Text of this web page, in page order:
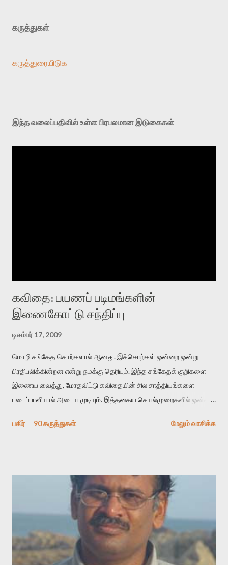
கருத்துகள்
கருத்துரையிடுக
இந்த வலைப்பதிவில் உள்ள பிரபலமான இடுகைகள்
கவிதை: பயணப் படிமங்களின்
இணைகோட்டு சந்திப்பு
டிசம்பர் 17, 2009
மொழி சங்கேத சொற்களால் ஆனது. இச்சொற்கள் ஒன்றை ஒன்று
பிரதிபலிக்கின்றன என்று நமக்கு தெரியும். இந்த சங்கேதக் குறிகளை
இணைய வைத்து, மோதவிட்டு கவிதையின் சில சாத்தியங்களை
படைப்பாளியால் அடைய முடியும். இத்தகைய செயல்முறைகளில் ஒன்றை
காலத்தில் ஜாலவித்தைக்காரர்கள் வந்து போன பின் அவர்களின்
அதிகமாக்கும். கொல்லாது. ஒரு கனவை மீட்டெடுப்பதன் நோக்கம்
என்னவாக இருக்கும்? கவிதையின் அரூப இயக்கத்தை பொதுவயமாக
வடிக்க முயல்வதும் அதற்கே. கோயில் கருவறையின்
மென்வெளிச்சத்தில் நுண்பேசியின் படக்கருவியை இயக்கி சாத்தி
வைத்து விட்டு இயக்கத்தை அறிவோம். அறிதல் அபச்சாரமில்லை.
பயணப் படிமம் என்பது காக்னிடிவ் பொயடிக்ஸ் எனும் சமகால
பகிர் 90 கருத்துகள் மேலும் வாசிக்க